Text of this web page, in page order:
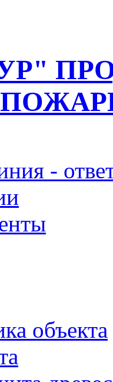
-
объекта